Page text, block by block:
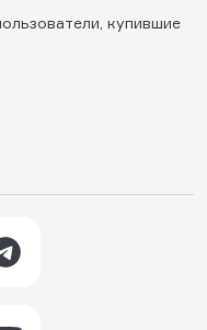
купившие